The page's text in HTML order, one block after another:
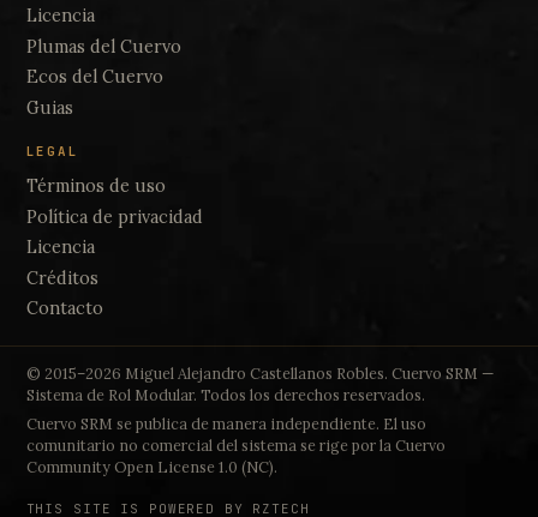
Licencia
Plumas del Cuervo
Ecos del Cuervo
Guias
LEGAL
Términos de uso
Política de privacidad
Licencia
Créditos
Contacto
© 2015–2026 Miguel Alejandro Castellanos Robles. Cuervo SRM —
Sistema de Rol Modular. Todos los derechos reservados.
Cuervo SRM se publica de manera independiente. El uso
comunitario no comercial del sistema se rige por la Cuervo
Community Open License 1.0 (NC).
THIS SITE IS POWERED BY RZTECH